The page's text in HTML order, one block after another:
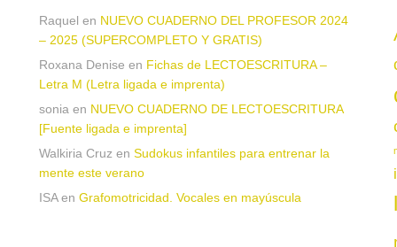
Raquel en NUEVO CUADERNO DEL PROFESOR 2024
– 2025 (SUPERCOMPLETO Y GRATIS)
Roxana Denise en Fichas de LECTOESCRITURA –
Letra M (Letra ligada e imprenta)
sonia en NUEVO CUADERNO DE LECTOESCRITURA
[Fuente ligada e imprenta]
Walkiria Cruz en Sudokus infantiles para entrenar la
mente este verano
ISAen Grafomotricidad. Vocales en mayúscula